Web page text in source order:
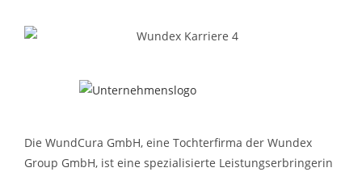
Die WundCura GmbH, eine Tochterfirma der Wundex
Group GmbH, ist eine spezialisierte Leistungserbringerin